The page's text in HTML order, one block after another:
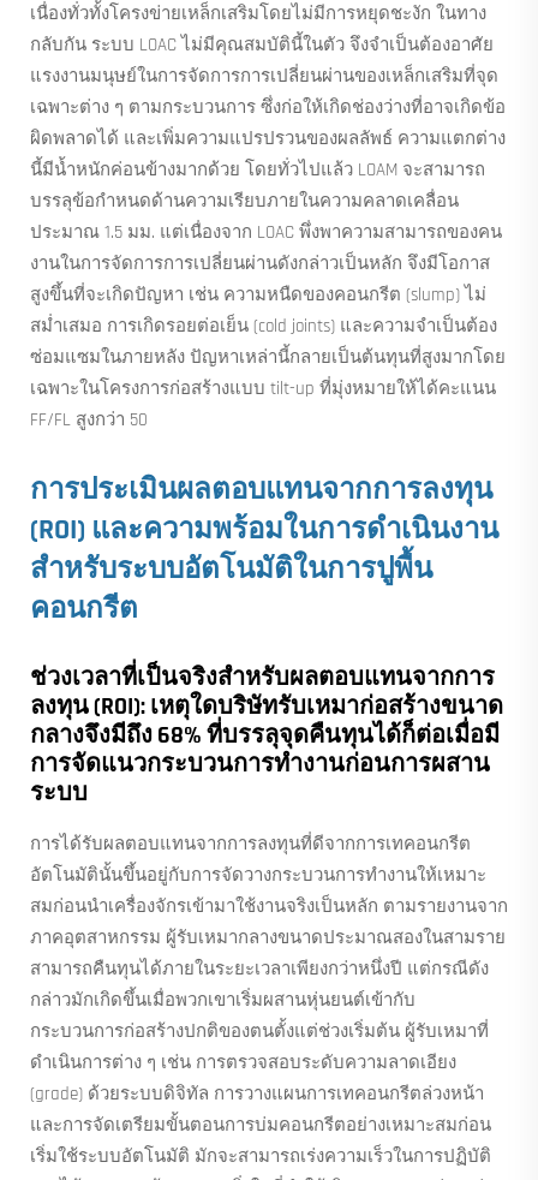
เนื่องทั่วทั้งโครงข่ายเหล็กเสริมโดยไม่มีการหยุดชะงัก ในทาง
กลับกัน ระบบ LOAC ไม่มีคุณสมบัตินี้ในตัว จึงจำเป็นต้องอาศัย
แรงงานมนุษย์ในการจัดการการเปลี่ยนผ่านของเหล็กเสริมที่จุด
เฉพาะต่าง ๆ ตามกระบวนการ ซึ่งก่อให้เกิดช่องว่างที่อาจเกิดข้อ
ผิดพลาดได้ และเพิ่มความแปรปรวนของผลลัพธ์ ความแตกต่าง
นี้มีน้ำหนักค่อนข้างมากด้วย โดยทั่วไปแล้ว LOAM จะสามารถ
บรรลุข้อกำหนดด้านความเรียบภายในความคลาดเคลื่อน
ประมาณ 1.5 มม. แต่เนื่องจาก LOAC พึ่งพาความสามารถของคน
งานในการจัดการการเปลี่ยนผ่านดังกล่าวเป็นหลัก จึงมีโอกาส
สูงขึ้นที่จะเกิดปัญหา เช่น ความหนืดของคอนกรีต (slump) ไม่
สม่ำเสมอ การเกิดรอยต่อเย็น (cold joints) และความจำเป็นต้อง
ซ่อมแซมในภายหลัง ปัญหาเหล่านี้กลายเป็นต้นทุนที่สูงมากโดย
เฉพาะในโครงการก่อสร้างแบบ tilt-up ที่มุ่งหมายให้ได้คะแนน
FF/FL สูงกว่า 50
การประเมินผลตอบแทนจากการลงทุน
(ROI) และความพร้อมในการดำเนินงาน
สำหรับระบบอัตโนมัติในการปูพื้น
คอนกรีต
ช่วงเวลาที่เป็นจริงสำหรับผลตอบแทนจากการ
ลงทุน (ROI): เหตุใดบริษัทรับเหมาก่อสร้างขนาด
กลางจึงมีถึง 68% ที่บรรลุจุดคืนทุนได้ก็ต่อเมื่อมี
การจัดแนวกระบวนการทำงานก่อนการผสาน
ระบบ
การได้รับผลตอบแทนจากการลงทุนที่ดีจากการเทคอนกรีต
อัตโนมัตินั้นขึ้นอยู่กับการจัดวางกระบวนการทำงานให้เหมาะ
สมก่อนนำเครื่องจักรเข้ามาใช้งานจริงเป็นหลัก ตามรายงานจาก
ภาคอุตสาหกรรม ผู้รับเหมากลางขนาดประมาณสองในสามราย
สามารถคืนทุนได้ภายในระยะเวลาเพียงกว่าหนึ่งปี แต่กรณีดัง
กล่าวมักเกิดขึ้นเมื่อพวกเขาเริ่มผสานหุ่นยนต์เข้ากับ
กระบวนการก่อสร้างปกติของตนตั้งแต่ช่วงเริ่มต้น ผู้รับเหมาที่
ดำเนินการต่าง ๆ เช่น การตรวจสอบระดับความลาดเอียง
(grade) ด้วยระบบดิจิทัล การวางแผนการเทคอนกรีตล่วงหน้า
และการจัดเตรียมขั้นตอนการบ่มคอนกรีตอย่างเหมาะสมก่อน
เริ่มใช้ระบบอัตโนมัติ มักจะสามารถเร่งความเร็วในการปฏิบัติ